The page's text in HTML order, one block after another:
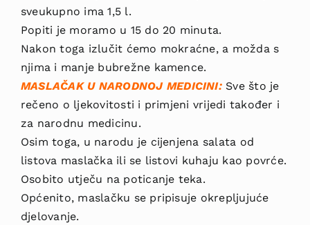
sveukupno ima 1,5 l.
Popiti je moramo u 15 do 20 minuta.
Nakon toga izlučit ćemo mokraćne, a možda s
njima i manje bubrežne kamence.
MASLAČAK U NARODNOJ MEDICINI: Sve što je
re­čeno o ljekovitosti i primjeni vrijedi također i
za narodnu medicinu.
Osim toga, u narodu je cijenjena salata od
listova maslačka ili se listovi kuhaju kao povrće.
Osobito utječu na potica­nje teka.
Općenito, maslačku se pripisuje okrepljujuće
djelovanje.